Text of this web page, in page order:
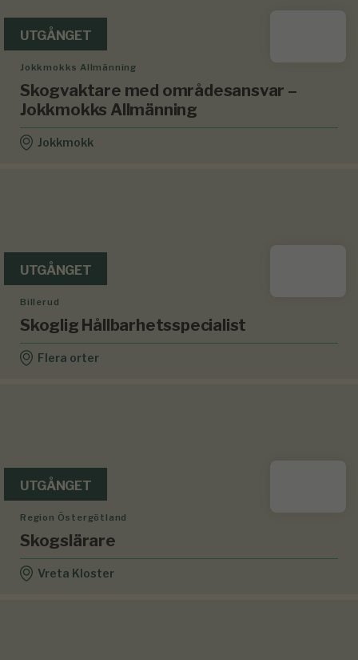
UTGÅNGET
Jokkmokks Allmänning
Skogvaktare med områdesansvar –
Jokkmokks Allmänning
Jokkmokk
UTGÅNGET
Billerud
Skoglig Hållbarhetsspecialist
Flera orter
UTGÅNGET
Region Östergötland
Skogslärare
Vreta Kloster